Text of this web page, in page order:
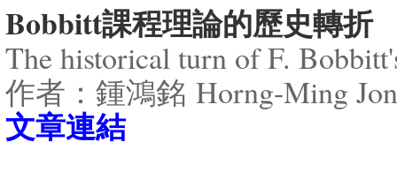
Bobbitt課程理論的歷史轉折
The historical turn of F.
作者：鍾鴻銘 Horng-Ming
​文章連結